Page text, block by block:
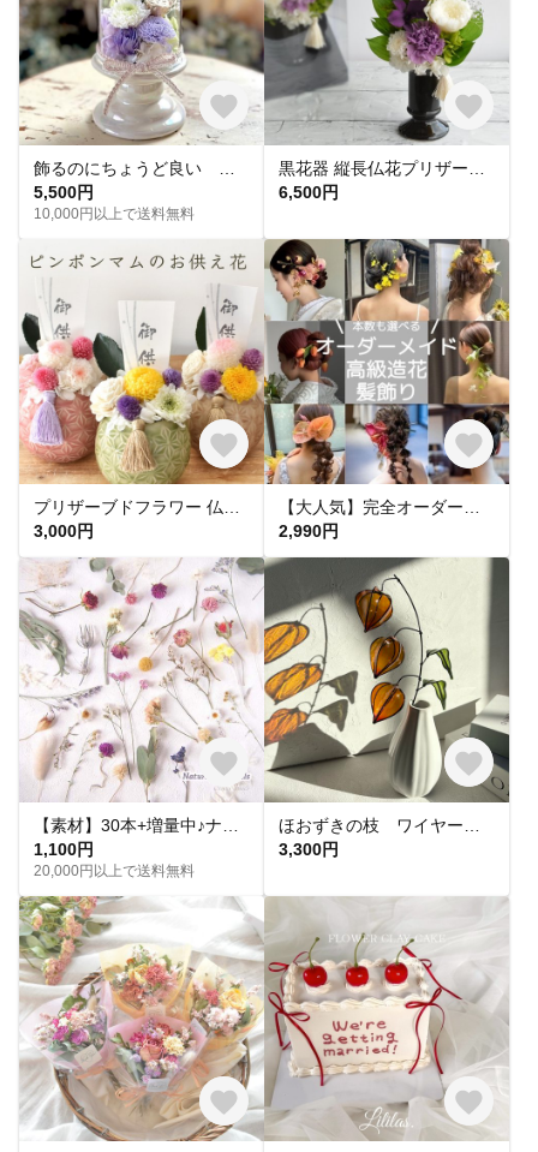
5,500円
10,000円以上で送料無料
6,500円
3,000円
2,990円
1,100円
20,000円以上で送料無料
3,300円